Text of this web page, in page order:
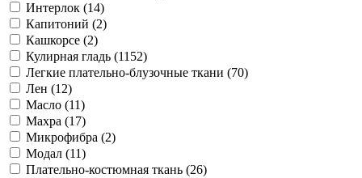
Интерлок (14)
Капитоний (2)
Кашкорсе (2)
Кулирная гладь (1152)
Легкие плательно-блузочные ткани (70)
Лен (12)
Масло (11)
Махра (17)
Микрофибра (2)
Модал (11)
Плательно-костюмная ткань (26)